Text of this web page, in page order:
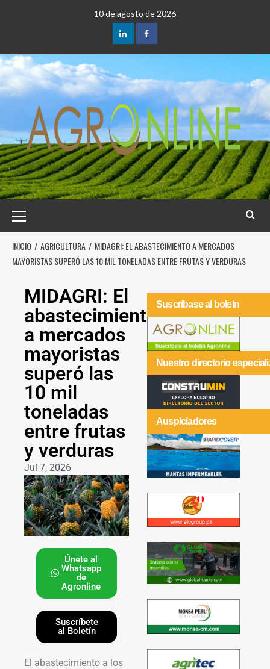
10 de agosto de 2026
INICIO AGRICULTURA
MIDAGRI: EL ABASTECIMIENTO A MERCADOS
MAYORISTAS SUPERÓ LAS 10 MIL TONELADAS ENTRE FRUTAS Y VERDURAS
MIDAGRI: El
abastecimiento
a mercados
mayoristas
superó las
10 mil
toneladas
entre frutas
y verduras
Jul 7, 2026
Únete al
Whatsapp
de
Agronline
Suscríbete
al Boletín
El abastecimiento a los
Suscríbase al boleín
Nuestro directorio
Auspiciadores